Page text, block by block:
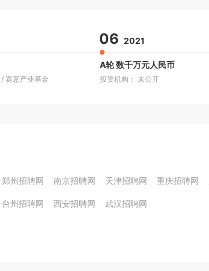
/ 赛意产业基金
06 2021
A轮 数千万元人民币
投资机构： 未公开
郑州招聘网 南京招聘网 天津招聘网 重庆招聘网
台州招聘网 西安招聘网 武汉招聘网